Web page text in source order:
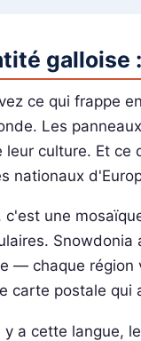
galloise
ce qui frappe
Les
culture. Et ce
nationaux
c'est une
Snowdonia
— chaque région
carte postale qui
y a cette langue,